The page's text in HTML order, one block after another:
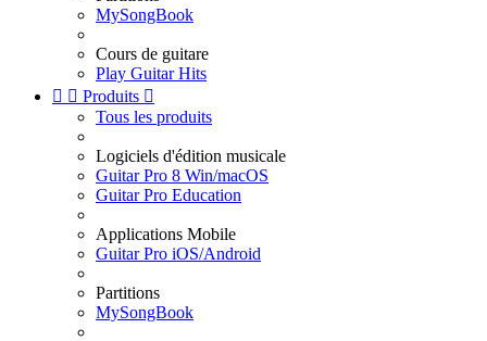
MySongBook
Cours de guitare
Play Guitar Hits
  Produits 
Tous les produits
Logiciels d'édition musicale
Guitar Pro 8 Win/macOS
Guitar Pro Education
Applications Mobile
Guitar Pro iOS/Android
Partitions
MySongBook